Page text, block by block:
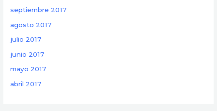
septiembre 2017
agosto 2017
julio 2017
junio 2017
mayo 2017
abril 2017